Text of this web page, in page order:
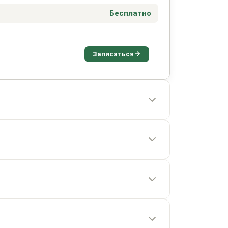
Бесплатно
Записаться
от 10 500 ₽
от 3 500 ₽
от 2 800 ₽